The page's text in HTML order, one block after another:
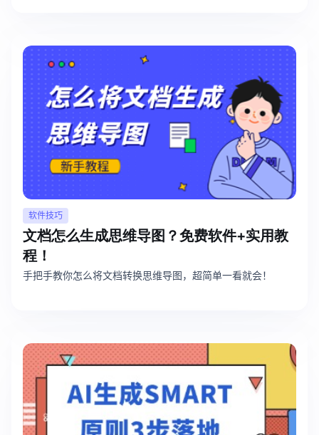
软件技巧
文档怎么生成思维导图？免费软件+实用教
程！
手把手教你怎么将文档转换思维导图，超简单一看就会！